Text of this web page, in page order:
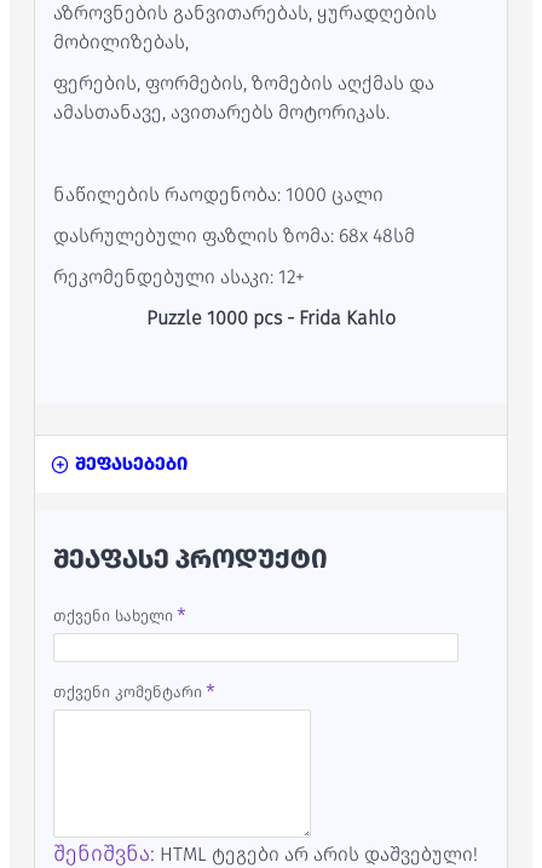
აზროვნების განვითარებას, ყურადღების
მობილიზებას,
ფერების, ფორმების, ზომების აღქმას და
ამასთანავე, ავითარებს მოტორიკას.
ნაწილების რაოდენობა: 1000 ცალი
დასრულებული ფაზლის ზომა: 68x 48სმ
რეკომენდებული ასაკი: 12+
Puzzle 1000 pcs - Frida Kahlo
შეფასებები
ᲨᲔᲐᲤᲐᲡᲔ ᲞᲠᲝᲓᲣᲥᲢᲘ
თქვენი სახელი
თქვენი კომენტარი
შენიშვნა: HTML ტეგები არ არის დაშვებული!